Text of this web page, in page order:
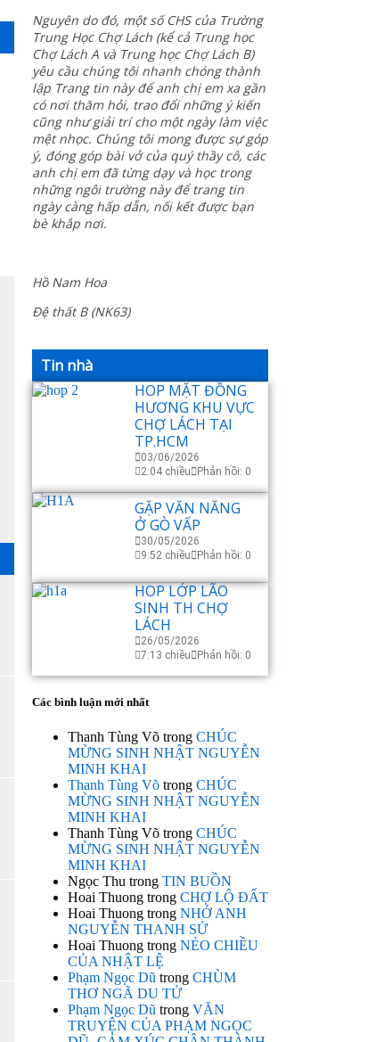
Nguyên do đó, một số CHS của Trường
Trung Học Chợ Lách (kể cả Trung học
Chợ Lách A và Trung học Chợ Lách B)
yêu cầu chúng tôi nhanh chóng thành
lập Trang tin này để anh chị em xa gần
có nơi thăm hỏi, trao đổi những ý kiến
cũng như giải trí cho một ngày làm việc
mệt nhọc. Chúng tôi mong được sự góp
ý, đóng góp bài vở của quý thầy cô, các
anh chị em đã từng dạy và học trong
những ngôi trường này để trang tin
ngày càng hấp dẫn, nối kết được bạn
bè khắp nơi.
Hồ Nam Hoa
Đệ thất B (NK63)
Tin nhà
HOP MẶT ĐỒNG
HƯƠNG KHU VỰC
CHỢ LÁCH TẠI
TP.HCM
03/06/2026
2:04 chiều
Phản hồi: 0
GẶP VĂN NĂNG
Ở GÒ VẤP
30/05/2026
9:52 chiều
Phản hồi: 0
HOP LỚP LÃO
SINH TH CHỢ
LÁCH
26/05/2026
7:13 chiều
Phản hồi: 0
Các bình luận mới nhất
Thanh Tùng Võ trong CHÚC
MỪNG SINH NHẬT NGUYỄN
MINH KHAI
Thanh Tùng Võ trong CHÚC
MỪNG SINH NHẬT NGUYỄN
MINH KHAI
Thanh Tùng Võ trong CHÚC
MỪNG SINH NHẬT NGUYỄN
MINH KHAI
Ngọc Thu trong TIN BUỒN
Hoai Thuong trong CHỢ LỘ ĐẤT
Hoai Thuong trong NHỚ ANH
NGUYỄN THANH SỬ
Hoai Thuong trong NẺO CHIỀU
CỦA NHẬT LỆ
Phạm Ngọc Dũ trong CHÙM
THƠ NGÃ DU TỬ
Phạm Ngọc Dũ trong VĂN
TRUYỆN CỦA PHẠM NGỌC